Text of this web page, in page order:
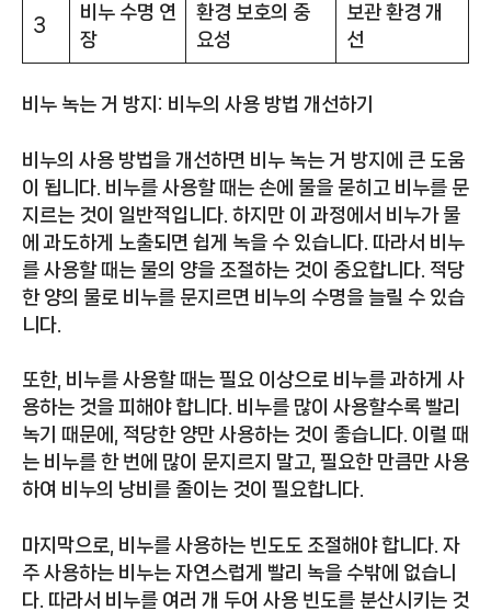
3
비누 수명 연
장
환경 보호의 중
요성
보관 환경 개
선
비누 녹는 거 방지: 비누의 사용 방법 개선하기
비누의 사용 방법을 개선하면 비누 녹는 거 방지에 큰 도움
이 됩니다. 비누를 사용할 때는 손에 물을 묻히고 비누를 문
지르는 것이 일반적입니다. 하지만 이 과정에서 비누가 물
에 과도하게 노출되면 쉽게 녹을 수 있습니다. 따라서 비누
를 사용할 때는 물의 양을 조절하는 것이 중요합니다. 적당
한 양의 물로 비누를 문지르면 비누의 수명을 늘릴 수 있습
니다.
또한, 비누를 사용할 때는 필요 이상으로 비누를 과하게 사
용하는 것을 피해야 합니다. 비누를 많이 사용할수록 빨리
녹기 때문에, 적당한 양만 사용하는 것이 좋습니다. 이럴 때
는 비누를 한 번에 많이 문지르지 말고, 필요한 만큼만 사용
하여 비누의 낭비를 줄이는 것이 필요합니다.
마지막으로, 비누를 사용하는 빈도도 조절해야 합니다. 자
주 사용하는 비누는 자연스럽게 빨리 녹을 수밖에 없습니
다. 따라서 비누를 여러 개 두어 사용 빈도를 분산시키는 것